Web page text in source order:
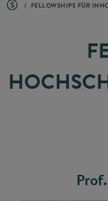
FELLOWSHIPS FÜR